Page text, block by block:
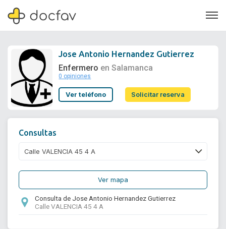
Soporte
Jose Antonio Hernandez Gutierrez
Enfermero en Salamanca
0 opiniones
Ver teléfono Solicitar reserva
Consultas
Ver mapa
Consulta de Jose Antonio Hernandez Gutierrez
Calle VALENCIA 45 4 A